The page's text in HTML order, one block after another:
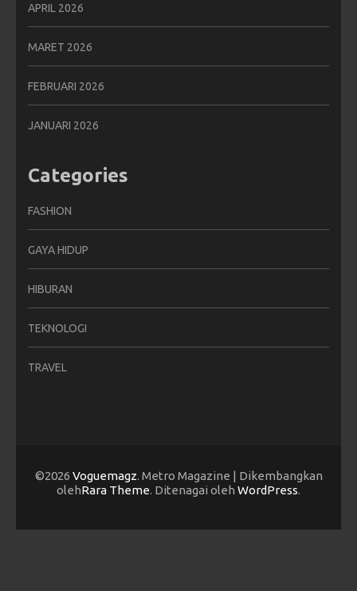
APRIL 2026
MARET 2026
FEBRUARI 2026
JANUARI 2026
Categories
FASHION
GAYA HIDUP
HIBURAN
TEKNOLOGI
TRAVEL
©2026 Voguemagz. Metro Magazine | Dikembangkan
olehRara Theme. Ditenagai oleh WordPress.